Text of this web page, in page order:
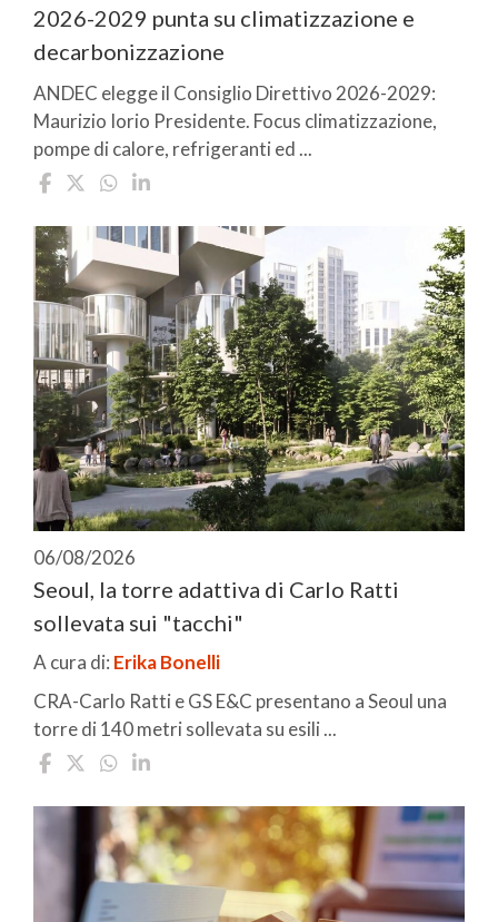
2026-2029 punta su climatizzazione e
decarbonizzazione
ANDEC elegge il Consiglio Direttivo 2026-2029:
Maurizio Iorio Presidente. Focus climatizzazione,
pompe di calore, refrigeranti ed ...
06/08/2026
Seoul, la torre adattiva di Carlo Ratti
sollevata sui "tacchi"
A cura di: Erika Bonelli
CRA-Carlo Ratti e GS E&C presentano a Seoul una
torre di 140 metri sollevata su esili ...